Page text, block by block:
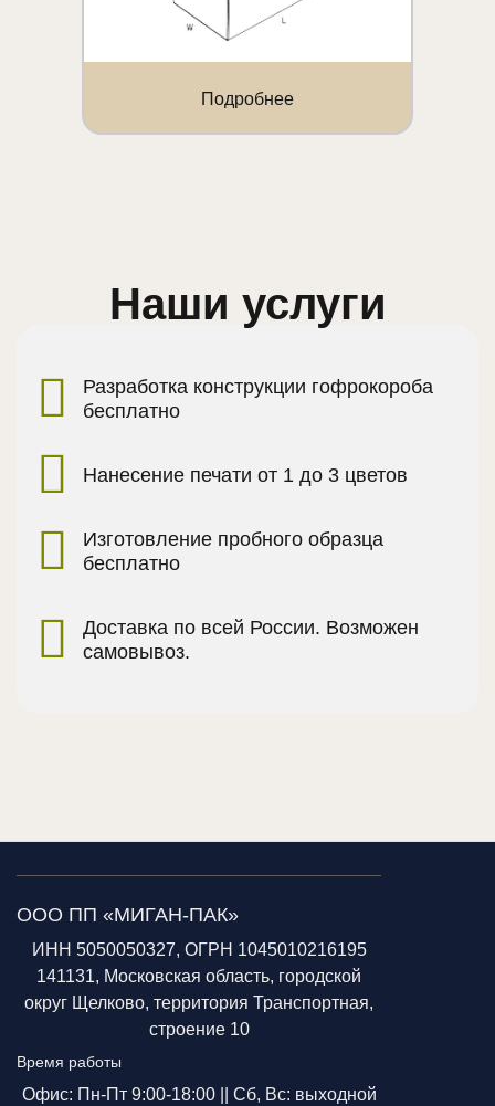
Подробнее
Наши услуги
Разработка конструкции гофрокороба
бесплатно
Нанесение печати от 1 до 3 цветов
Изготовление пробного образца
бесплатно
Доставка по всей России. Возможен
самовывоз.
ООО ПП «МИГАН-ПАК»
ИНН 5050050327, ОГРН 1045010216195
141131, Московская область, городской
округ Щелково, территория Транспортная,
строение 10
Время работы
Офис: Пн-Пт 9:00-18:00 || Сб, Вс: выходной